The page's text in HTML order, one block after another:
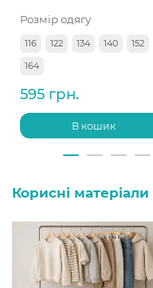
Розмір одягу
116 122 134 140
152
164
595 грн.
В кошик
Корисні матеріали